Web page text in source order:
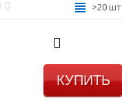
>20 шт
КУПИТЬ